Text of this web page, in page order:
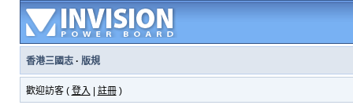
香港三國志· 版規
歡迎訪客 ( 登入 註冊)